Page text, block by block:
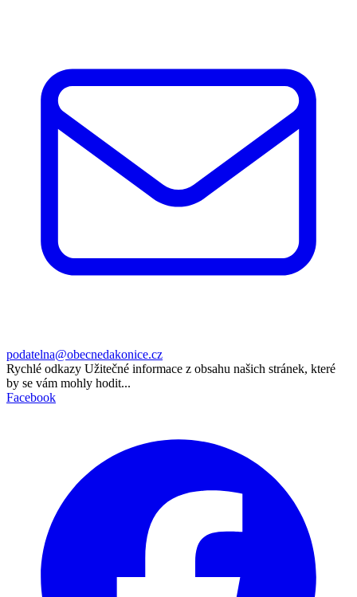
podatelna@obecnedakonice.cz
Rychlé odkazy Užitečné informace z obsahu našich stránek, které
by se vám mohly hodit...
Facebook